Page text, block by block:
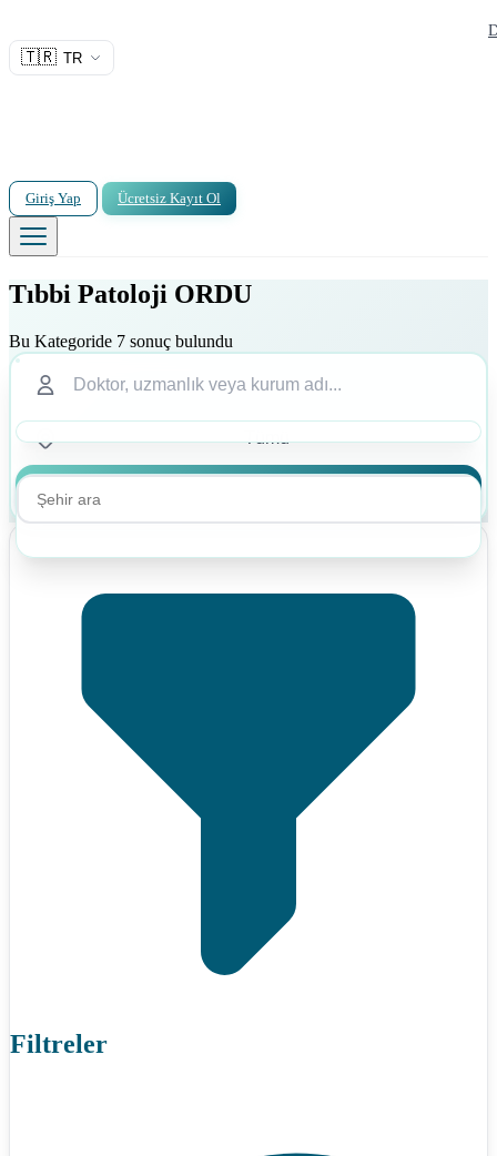
🇹🇷 TR
Giriş Yap Ücretsiz Kayıt Ol
Tıbbi Patoloji ORDU
Bu Kategoride 7 sonuç bulundu
Filtreler